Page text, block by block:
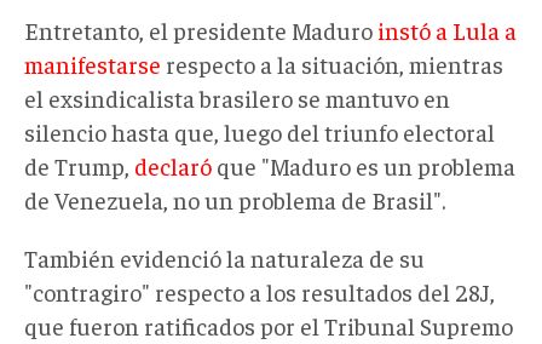
Entretanto, el presidente Maduro instó a Lula a
manifestarse respecto a la situación, mientras
el exsindicalista brasilero se mantuvo en
silencio hasta que, luego del triunfo electoral
de Trump, declaró que "Maduro es un problema
de Venezuela, no un problema de Brasil".
También evidenció la naturaleza de su
"contragiro" respecto a los resultados del 28J,
que fueron ratificados por el Tribunal Supremo